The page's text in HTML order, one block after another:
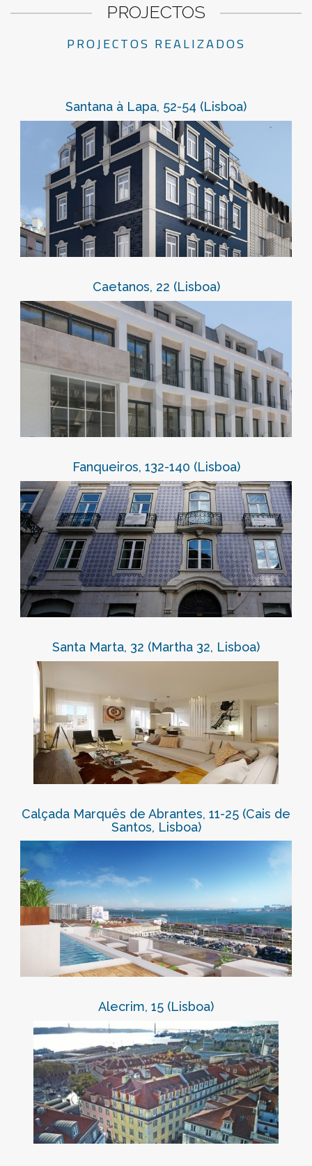
PROJECTOS
PROJECTOS REALIZADOS
Santana à Lapa, 52-54 (Lisboa)
Caetanos, 22 (Lisboa)
Fanqueiros, 132-140 (Lisboa)
Santa Marta, 32 (Martha 32, Lisboa)
Calçada Marquês de Abrantes, 11-25 (Cais de
Santos, Lisboa)
Alecrim, 15 (Lisboa)